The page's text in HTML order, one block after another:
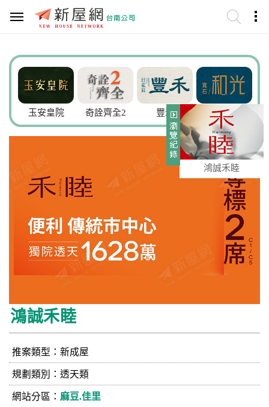
鴻誠禾睦
玉安皇院 奇詮齊全2 豐禾 寬石.和光
鴻誠禾睦
推案類型：新成屋
規劃類別：透天類
網站分區： 麻豆.佳里